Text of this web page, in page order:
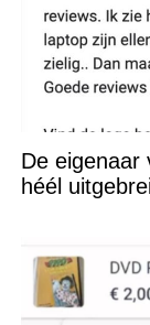
De eigenaar
héél